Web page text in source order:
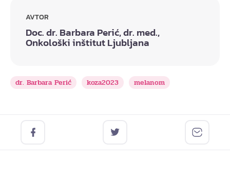
AVTOR
Doc. dr. Barbara Perić, dr. med.,
Onkološki inštitut Ljubljana
dr. Barbara Perić koza2023 melanom